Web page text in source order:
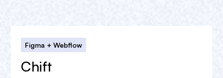
Figma + Webflow
Chift